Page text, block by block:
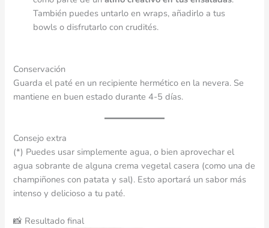
También puedes untarlo en wraps, añadirlo a tus
bowls o disfrutarlo con crudités.
Conservación
Guarda el paté en un recipiente hermético en la nevera. Se
mantiene en buen estado durante 4-5 días.
Consejo extra
(*) Puedes usar simplemente agua, o bien aprovechar el
agua sobrante de alguna crema vegetal casera (como una de
champiñones con patata y sal). Esto aportará un sabor más
intenso y delicioso a tu paté.
📸 Resultado final